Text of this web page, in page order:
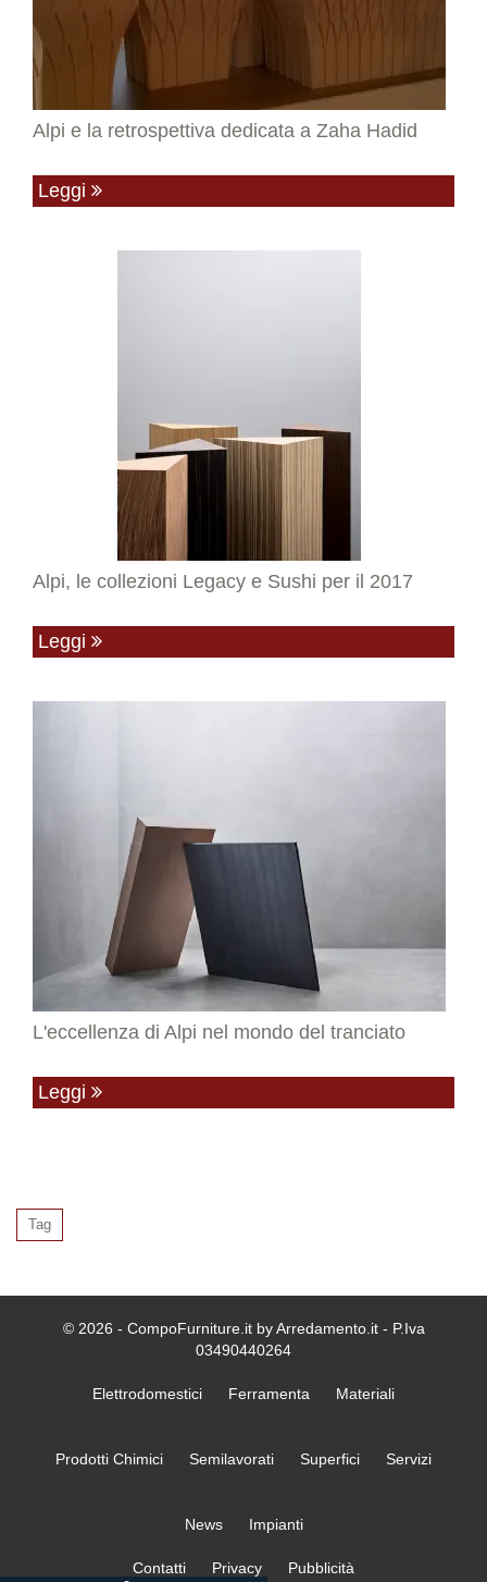
Alpi e la retrospettiva dedicata a Zaha Hadid
Leggi
Alpi, le collezioni Legacy e Sushi per il 2017
Leggi
L'eccellenza di Alpi nel mondo del tranciato
Leggi
Tag
© 2026 - CompoFurniture.it by Arredamento.it - P.Iva
03490440264
Elettrodomestici Ferramenta Materiali
Prodotti Chimici Semilavorati Superfici Servizi
News Impianti
Contatti Privacy Pubblicità